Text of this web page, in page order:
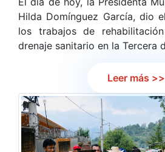
Hilda Domínguez García, dio
los trabajos de
drenaje sanitario en la Tercera
Leer más >>